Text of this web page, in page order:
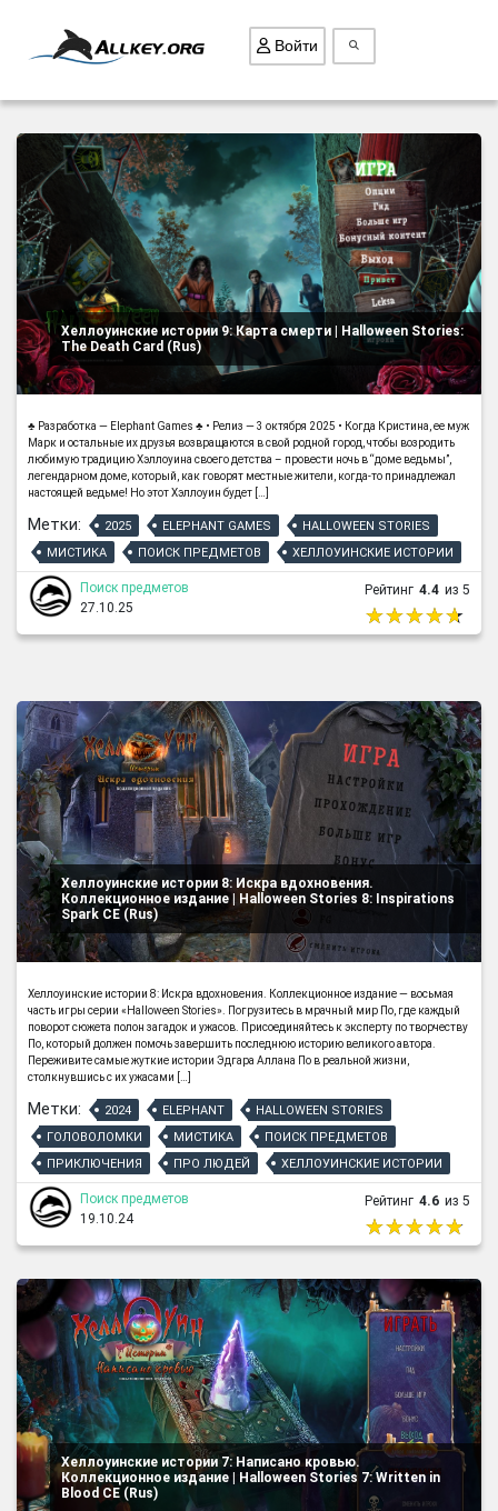
ВСЕ ИГРЫ
ПОИСК ПРЕДМЕТОВ
ГОЛОВОЛОМКИ
БИЗНЕС
ТРИ-В-РЯД
СТРАТЕГИИ
СТРЕЛЯЛКИ
КАК СКАЧАТЬ
НОВОСТИ
Войти
Хеллоуинские истории 9: Карта смерти | Halloween Stories:
The Death Card (Rus)
♣ Разработка — Elephant Games ♣ • Релиз — 3 октября 2025 • Когда Кристина, ее муж
Марк и остальные их друзья возвращаются в свой родной город, чтобы возродить
любимую традицию Хэллоуина своего детства – провести ночь в “доме ведьмы”,
легендарном доме, который, как говорят местные жители, когда-то принадлежал
настоящей ведьме! Но этот Хэллоуин будет […]
Метки: 2025 ELEPHANT GAMES
HALLOWEEN STORIES
МИСТИКА
ПОИСК ПРЕДМЕТОВ ХЕЛЛОУИНСКИЕ ИСТОРИИ
Поиск предметов
27.10.25
Рейтинг 4.4 из 5
Хеллоуинские истории 8: Искра вдохновения.
Коллекционное издание | Halloween Stories 8: Inspirations
Spark CE (Rus)
Хеллоуинские истории 8: Искра вдохновения. Коллекционное издание — восьмая
часть игры серии «Halloween Stories». Погрузитесь в мрачный мир По, где каждый
поворот сюжета полон загадок и ужасов. Присоединяйтесь к эксперту по творчеству
По, который должен помочь завершить последнюю историю великого автора.
Переживите самые жуткие истории Эдгара Аллана По в реальной жизни,
столкнувшись с их ужасами […]
Метки: 2024 ELEPHANT
HALLOWEEN STORIES
ГОЛОВОЛОМКИ
МИСТИКА
ПОИСК ПРЕДМЕТОВ
ПРИКЛЮЧЕНИЯ
ПРО ЛЮДЕЙ ХЕЛЛОУИНСКИЕ ИСТОРИИ
Поиск предметов
19.10.24
Рейтинг 4.6 из 5
Хеллоуинские истории 7: Написано кровью.
Коллекционное издание | Halloween Stories 7: Written in
Blood CE (Rus)